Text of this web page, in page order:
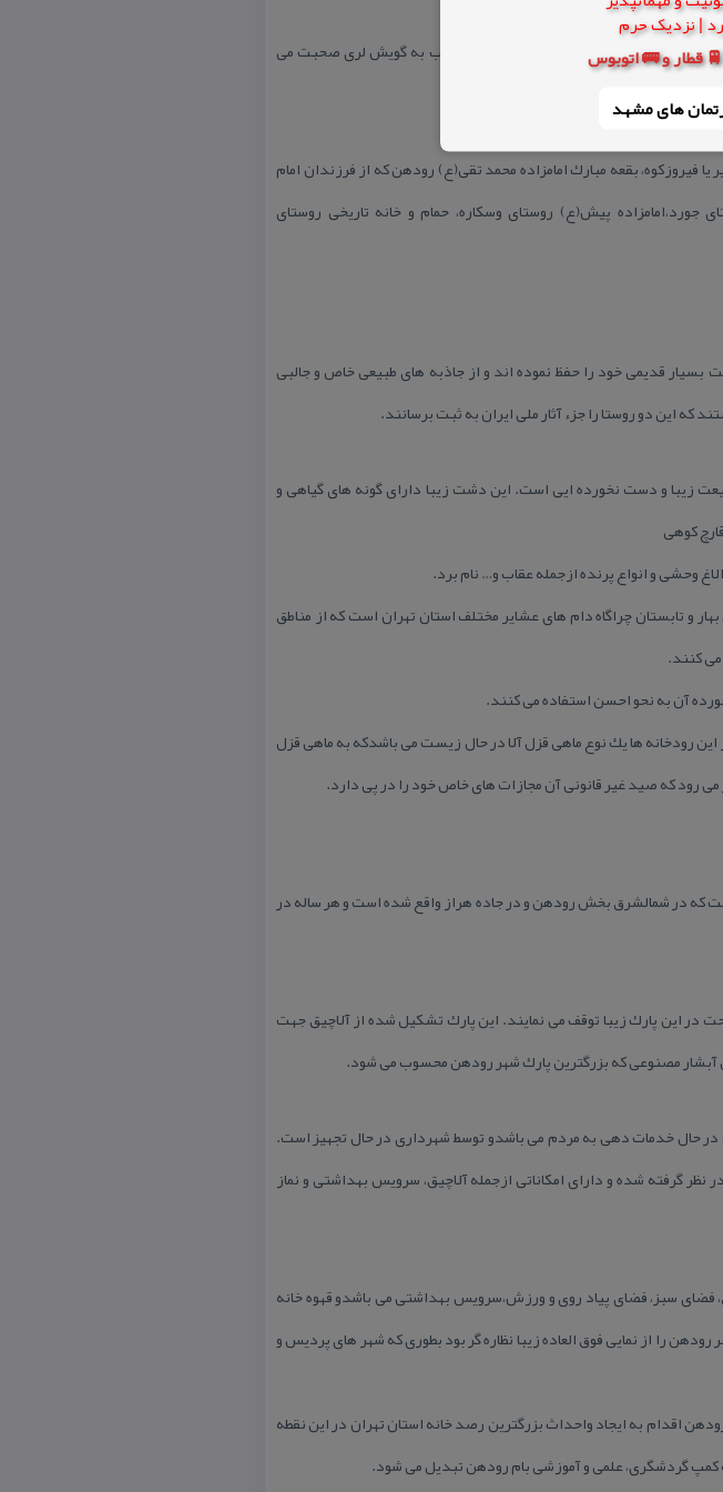
🚆 قطار و 🚌 اتوبوس
های مشهد
رودهن آذری و آبعلی گیلكی است.
و وسكاره به گویش گیلكی و روستای چنارغرب به گویش لری صحبت می
فیروزكوه، بقعه مبارك امامزاده محمد تقی(ع) رودهن كه از فرزندان امام
جورد،امامزاده پیش(ع) روستای وسكاره، حمام و خانه تاریخی روستای
قدیمی خود را حفظ نموده اند و از جاذبه های طبیعی خاص و جالبی
این دو روستا را جزء آثار ملی ایران به ثبت برسانند.
زیبا و دست نخورده ایی است. این دشت زیبا دارای گونه های گیاهی و
كوهی
وحشی و انواع پرنده ازجمله عقاب و… نام برد.
تابستان چراگاه دام های عشایر مختلف استان تهران است كه از مناطق
كنند.
آن به نحو احسن استفاده می كنند.
رودخانه ها یك نوع ماهی قزل آلا در حال زیست می باشدكه به ماهی قزل
می رود كه صید غیر قانونی آن مجازات های خاص خود را در پی دارد.
كه در شمالشرق بخش رودهن و در جاده هراز واقع شده است و هر ساله در
در این پارك زیبا توقف می نمایند. این پارك تشكیل شده از آلاچیق جهت
آبشار مصنوعی كه بزرگترین پارك شهر رودهن محسوب می شود.
در حال خدمات دهی به مردم می باشدو توسط شهرداری در حال تجهیز است.
گرفته شده و دارای امكاناتی ازجمله آلاچیق، سرویس بهداشتی و نماز
فضای سبز، فضای پیاد روی و ورزش،سرویس بهداشتی می باشدو قهوه خانه
را از نمایی فوق العاده زیبا نظاره گر بود بطوری كه شهر های پردیس و
به ایجاد واحداث بزرگترین رصد خانه استان تهران در این نقطه
كمپ گردشگری، علمی و آموزشی بام رودهن تبدیل می شود.